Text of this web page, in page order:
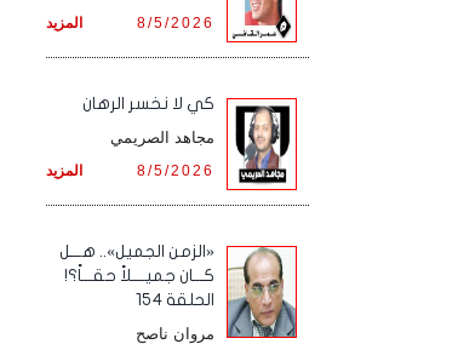
المزيد 8/5/2026
كي لا نخسر الرهان
مجاهد الصريمي
المزيد 8/5/2026
«الزمن الجميل».. هـــل
كـــان جميــــلاً حقـــاً؟!
الحلقة 154
مروان ناصح